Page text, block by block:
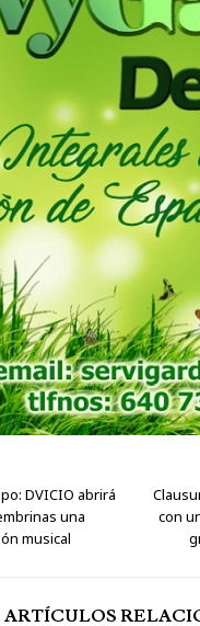
DVICIO abrirá
una
musical
con
ARTÍCULOS